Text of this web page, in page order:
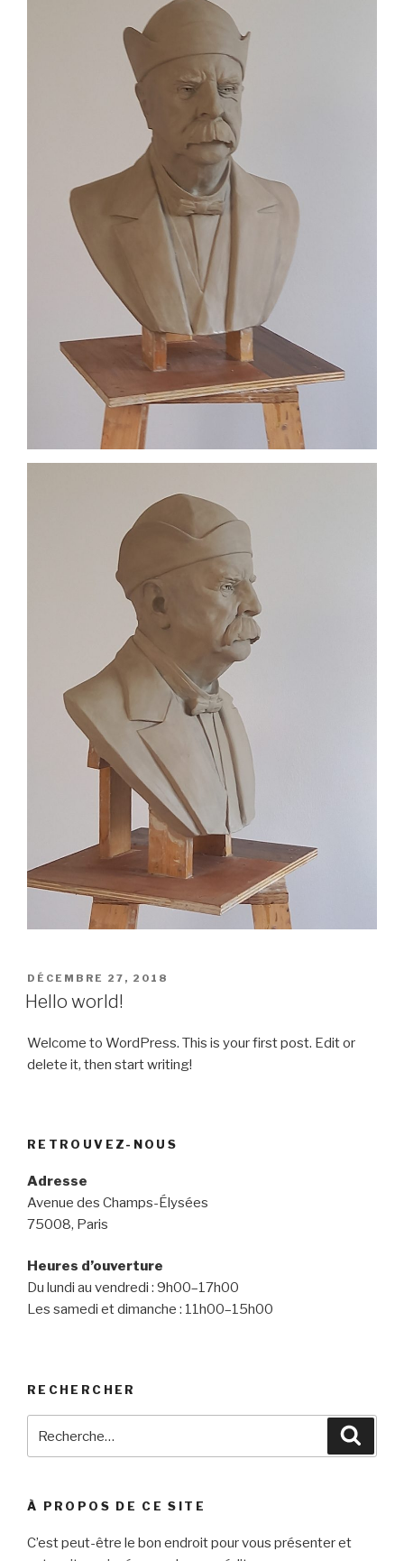
PUBLIÉ
LE
DÉCEMBRE 27, 2018
Hello world!
Welcome to WordPress. This is your first post. Edit or
delete it, then start writing!
RETROUVEZ-NOUS
Adresse
Avenue des Champs-Élysées
75008, Paris
Heures d’ouverture
Du lundi au vendredi : 9h00–17h00
Les samedi et dimanche : 11h00–15h00
RECHERCHER
pour
À PROPOS DE CE SITE
C’est peut-être le bon endroit pour vous présenter et